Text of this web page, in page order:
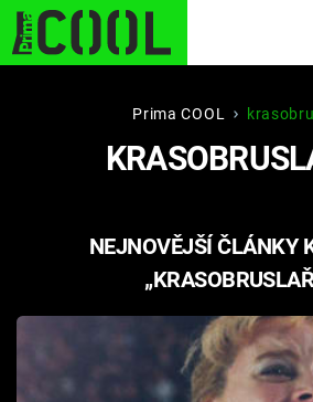
STARHOUSE BUFFY,
PLNEJ KOTEL AVENGERS 5
Filmy
Prima COOL
NEJNOVĚJŠÍ ČLÁNKY